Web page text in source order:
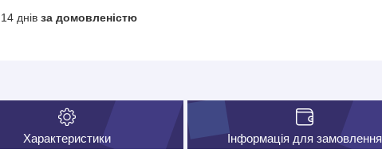
днів за домовленістю
Характеристики Інформація для замовлення